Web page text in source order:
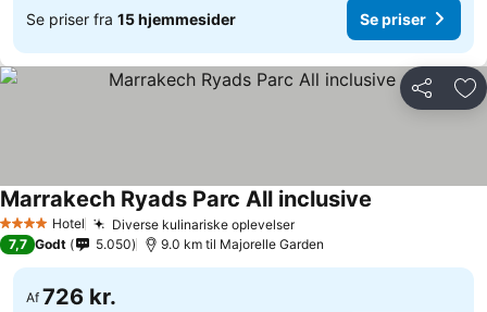
Se priser fra 15 hjemmesider Se priser
Del
4 StjernerHotel Diverse kulinariske oplevelser
Marrakech Ryads Parc All inclusive
7,7 Godt 5.050 9.0 km til Majorelle Garden
Af 726 kr.